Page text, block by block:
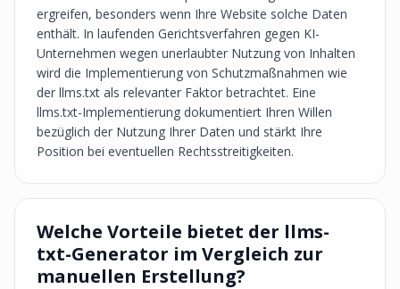
ergreifen, besonders wenn Ihre Website solche Daten
enthält. In laufenden Gerichtsverfahren gegen KI-
Unternehmen wegen unerlaubter Nutzung von Inhalten
wird die Implementierung von Schutzmaßnahmen wie
der llms.txt als relevanter Faktor betrachtet. Eine
llms.txt-Implementierung dokumentiert Ihren Willen
bezüglich der Nutzung Ihrer Daten und stärkt Ihre
Position bei eventuellen Rechtsstreitigkeiten.
Welche Vorteile bietet der llms-
txt-Generator im Vergleich zur
manuellen Erstellung?